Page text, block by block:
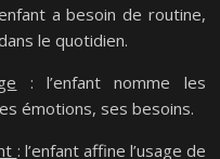
a besoin de routine,
le quotidien.
: l’enfant nomme les
émotions, ses besoins.
: l’enfant affine l’usage de